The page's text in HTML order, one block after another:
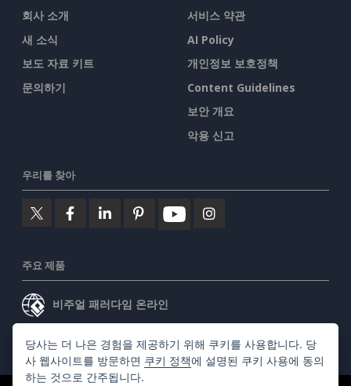
회사 소개
새 소식
보도 자료 키트
문의하기
서비스 약관
AI Policy
개인정보 보호정책
Content Guidelines
보안 개요
악용 신고
우리를 찾아
주요 제품
비주얼 패러다임 온라인
비주얼 패러다임 데스크톱
당사는 더 나은 경험을 제공하기 위해 쿠키를 사용합니다. 당
사 웹사이트를 방문하면 쿠키 정책에 설명된 쿠키 사용에 동의
하는 것으로 간주됩니다.